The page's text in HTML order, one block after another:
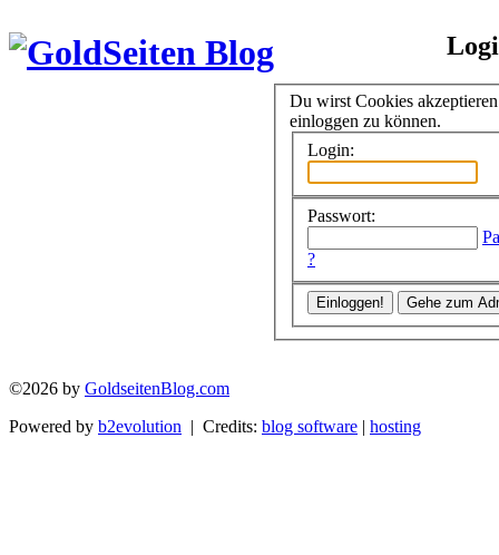
Du wirst Cookies
einloggen zu können.
Login:
Passwort:
?
©2026 by GoldseitenBlog.com
Powered by b2evolution | Credits: blog software | hosting